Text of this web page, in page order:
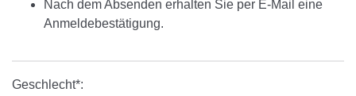
Nach dem Absenden erhalten Sie per E-Mail eine
Anmeldebestätigung.
Geschlecht*: